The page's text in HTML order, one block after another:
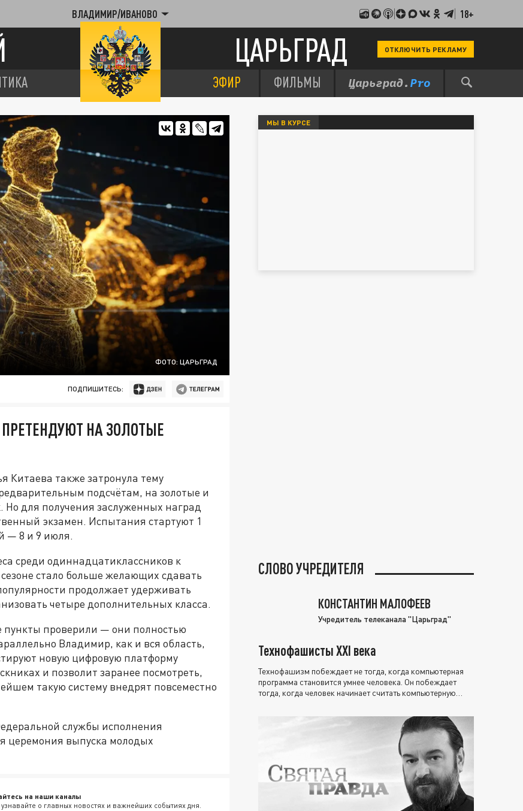
ВЛАДИМИР/ИВАНОВО 18+
ЦАРЬГРАД ОТКЛЮЧИТЬ РЕКЛАМУ
ЭФИР ФИЛЬМЫ
ФОТО: ЦАРЬГРАД
ПОДПИШИТЕСЬ:
НА ЗОЛОТЫЕ
Китаева также затронула тему
подсчётам, на золотые и
Но для получения заслуженных наград
экзамен. Испытания стартуют 1
— 8 и 9 июля.
среди одиннадцатиклассников к
стало больше желающих сдавать
продолжает удерживать
четыре дополнительных класса.
проверили — они полностью
Владимир, как и вся область,
новую цифровую платформу
и позволит заранее посмотреть,
такую систему внедрят повсеместно
службы исполнения
церемония выпуска молодых
на наши каналы
о главных новостях и важнейших событиях дня.
МЫ В КУРСЕ
СЛОВО УЧРЕДИТЕЛЯ
КОНСТАНТИН МАЛОФЕЕВ
Учредитель телеканала "Царьград"
Технофашисты XXI века
Технофашизм побеждает не тогда, когда компьютерная
программа становится умнее человека. Он побеждает
тогда, когда человек начинает считать компьютерную